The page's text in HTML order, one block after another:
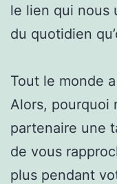
le lien qui nous
du quotidien
Tout le monde
Alors, pourquoi
partenaire une
de vous
plus pendant